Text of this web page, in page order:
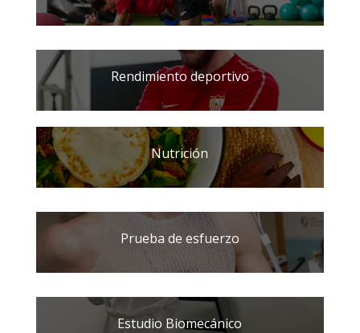
Rendimiento deportivo
Nutrición
Prueba de esfuerzo
Estudio Biomecánico